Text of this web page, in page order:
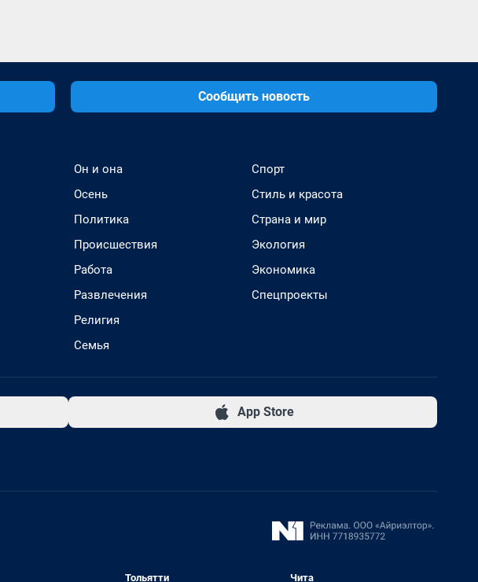
Сообщить новость
Он и она
Осень
Политика
Происшествия
Работа
Развлечения
Религия
Семья
Спорт
Стиль и красота
Страна и мир
Экология
Экономика
Спецпроекты
App Store
Тольятти Чита